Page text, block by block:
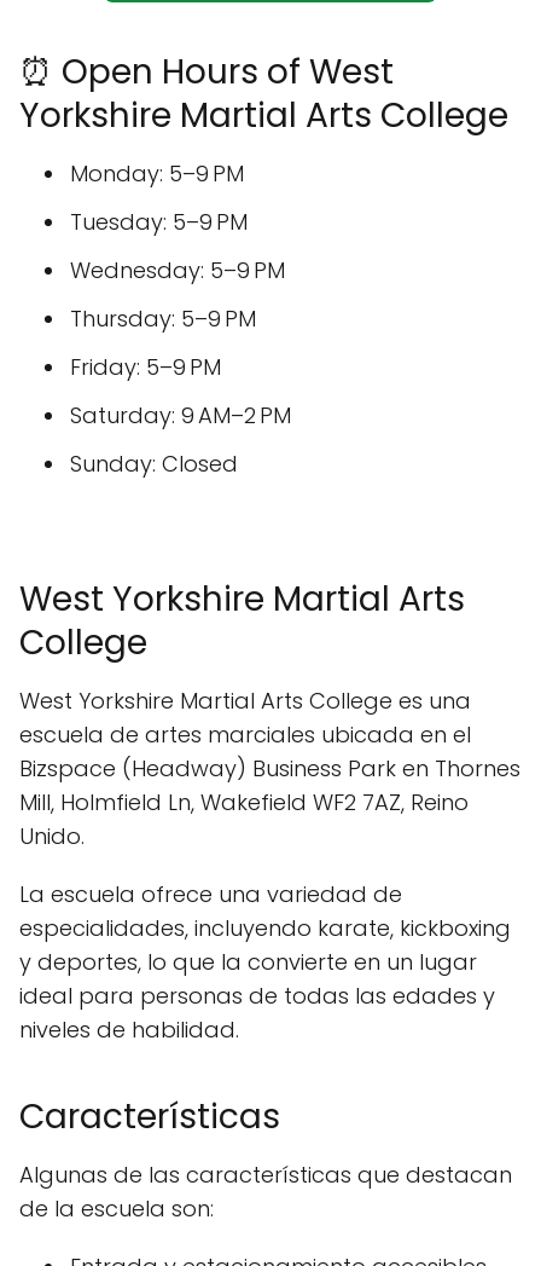
⏰ Open Hours of West
Yorkshire Martial Arts College
Monday: 5–9 PM
Tuesday: 5–9 PM
Wednesday: 5–9 PM
Thursday: 5–9 PM
Friday: 5–9 PM
Saturday: 9 AM–2 PM
Sunday: Closed
West Yorkshire Martial Arts
College
West Yorkshire Martial Arts College es una
escuela de artes marciales ubicada en el
Bizspace (Headway) Business Park en Thornes
Mill, Holmfield Ln, Wakefield WF2 7AZ, Reino
Unido.
La escuela ofrece una variedad de
especialidades, incluyendo karate, kickboxing
y deportes, lo que la convierte en un lugar
ideal para personas de todas las edades y
niveles de habilidad.
Características
Algunas de las características que destacan
de la escuela son: